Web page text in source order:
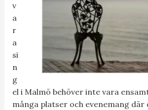
v
a
r
a
si
n
g
el i Malmö behöver inte vara
många platser och evenemang där